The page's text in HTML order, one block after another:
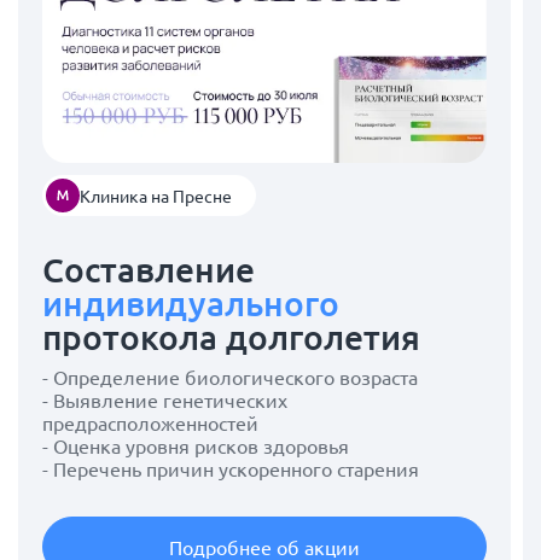
Клиника на Пресне
Составление
индивидуального
протокола долголетия
- Определение биологического возраста
- Выявление генетических
предрасположенностей
- Оценка уровня рисков здоровья
- Перечень причин ускоренного старения
Подробнее об акции